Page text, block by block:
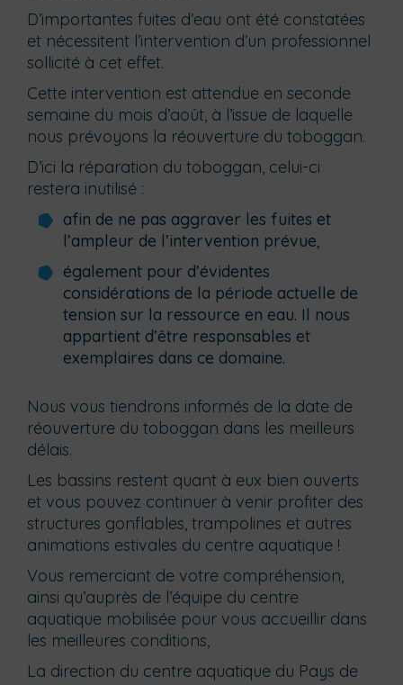
D’importantes fuites d’eau ont été constatées
et nécessitent l’intervention d’un professionnel
sollicité à cet effet.
Cette intervention est attendue en seconde
semaine du mois d’août, à l’issue de laquelle
nous prévoyons la réouverture du toboggan.
D’ici la réparation du toboggan, celui-ci
restera inutilisé :
afin de ne pas aggraver les fuites et
l’ampleur de l’intervention prévue,
également pour d’évidentes
considérations de la période actuelle de
tension sur la ressource en eau. Il nous
appartient d’être responsables et
exemplaires dans ce domaine.
Nous vous tiendrons informés de la date de
réouverture du toboggan dans les meilleurs
délais.
Les bassins restent quant à eux bien ouverts
et vous pouvez continuer à venir profiter des
structures gonflables, trampolines et autres
animations estivales du centre aquatique !
Vous remerciant de votre compréhension,
ainsi qu’auprès de l’équipe du centre
aquatique mobilisée pour vous accueillir dans
les meilleures conditions,
La direction du centre aquatique du Pays de